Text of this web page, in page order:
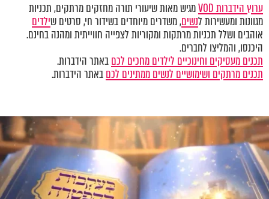
ערוץ הידברות VOD
מגיש מאות שיעורי תורה מחזקים מרתקים, תכניות
מגוונות ומעשירות לנשים, משדרים מיוחדים בשידור חי, סרטים שילדים
אוהבים ושלל תכניות מרתקות ומקוריות לצפייה חווייתית ומהנה בחינם.
היכנסו, והמליצו לחברים.
תכנים מעסיקים וחינוכיים לילדים מחכים לכםבאתר הידברות.
תכנים מרתקים ושימושיים לנשים ממתינים לכםבאתר הידברות.